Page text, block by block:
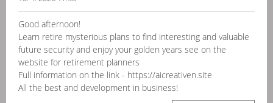
Good afternoon!
Learn retire mysterious plans to find interesting and valuable
future security and enjoy your golden years see on the
website for retirement planners
Full information on the link - https://aicreativen.site
All the best and development in business!